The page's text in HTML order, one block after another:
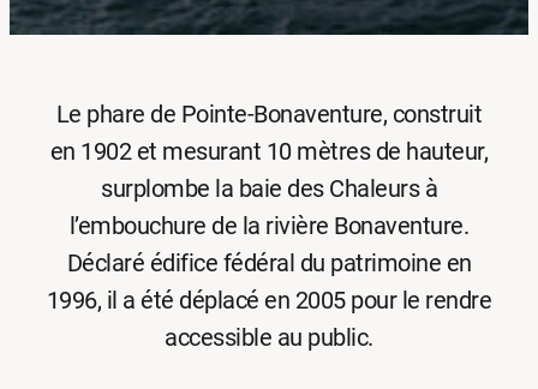
Le phare de Pointe-Bonaventure, construit
en 1902 et mesurant 10 mètres de hauteur,
surplombe la baie des Chaleurs à
l’embouchure de la rivière Bonaventure.
Déclaré édifice fédéral du patrimoine en
1996, il a été déplacé en 2005 pour le rendre
accessible au public.